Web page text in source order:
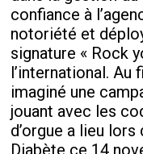
confiance à
notoriété et
signature « Rock
l’international. Au
imaginé une
jouant avec les
d’orgue a lieu
Diabète ce 14